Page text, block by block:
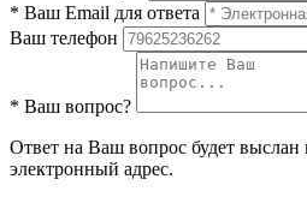
* Ваш Email для ответа
Ваш телефон
* Ваш вопрос?
Ответ на Ваш вопрос будет выслан
электронный адрес.